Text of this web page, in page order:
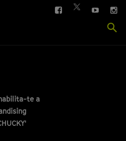
FACEBOOK
TWITTER
YOUTUBE
te a